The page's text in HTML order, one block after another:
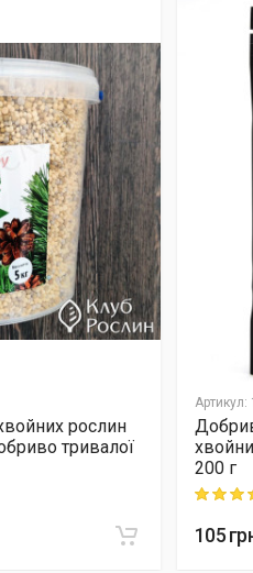
рослин
тривалої
Артикул:
200 г
Rating:
105